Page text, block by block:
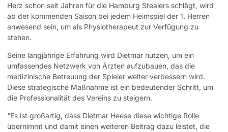
Herz schon seit Jahren für die Hamburg Stealers schlägt, wird
ab der kommenden Saison bei jedem Heimspiel der 1. Herren
anwesend sein, um als Physiotherapeut zur Verfügung zu
stehen.
Seine langjährige Erfahrung wird Dietmar nutzen, um ein
umfassendes Netzwerk von Ärzten aufzubauen, das die
medizinische Betreuung der Spieler weiter verbessern wird.
Diese strategische Maßnahme ist ein bedeutender Schritt, um
die Professionalität des Vereins zu steigern.
“Es ist großartig, dass Dietmar Heese diese wichtige Rolle
übernimmt und damit einen weiteren Beitrag dazu leistet, die